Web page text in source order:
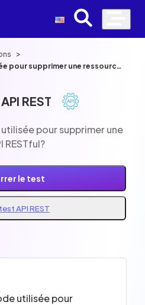
>
pour supprimer une ressource
REST
pour supprimer une
RESTful?
le test
API REST
utilisée pour